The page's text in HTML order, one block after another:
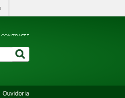
Ouvidoria